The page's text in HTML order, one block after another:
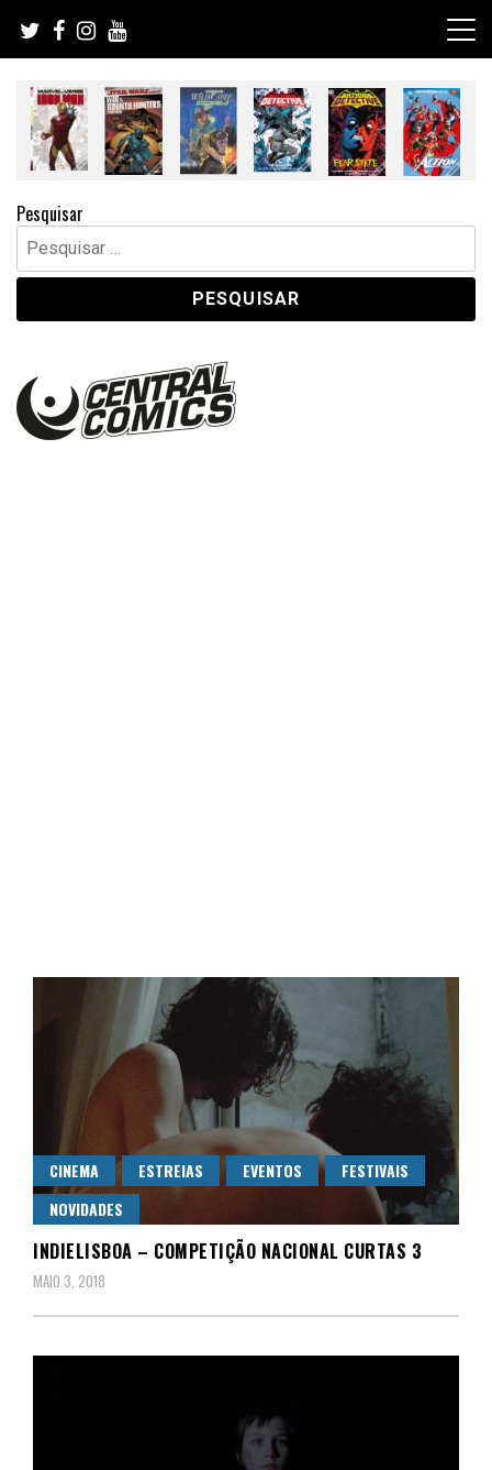
content
Pesquisar
Pesquisar
por:
Central Comics
CINEMA ESTREIAS EVENTOS
FESTIVAIS
NOVIDADES
INDIELISBOA – COMPETIÇÃO NACIONAL CURTAS 3
MAIO 3, 2018